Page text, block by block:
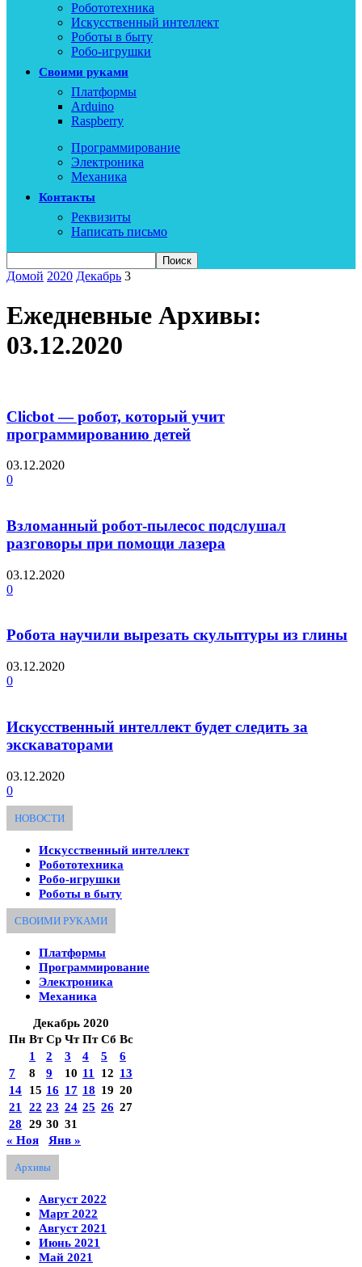
Робототехника
Искусственный интеллект
Роботы в быту
Робо-игрушки
Своими руками
Платформы
Arduino
Raspberry
Программирование
Электроника
Механика
Контакты
Реквизиты
Написать письмо
Домой 2020 Декабрь 3
Ежедневные Архивы:
03.12.2020
Clicbot — робот, который учит
программированию детей
03.12.2020
0
Взломанный робот-пылесос подслушал
разговоры при помощи лазера
03.12.2020
0
Робота научили вырезать скульптуры из глины
03.12.2020
0
Искусственный интеллект будет следить за
экскаваторами
03.12.2020
0
НОВОСТИ
Искусственный интеллект
Робототехника
Робо-игрушки
Роботы в быту
СВОИМИ РУКАМИ
Платформы
Программирование
Электроника
Механика
Декабрь 2020
Пн Вт Ср Чт Пт Сб Вс
1
2 3 4 5
6
7
8 9 10 11 12 13
14
15 16 17 18 19 20
21
22 23 24 25 26 27
28
29 30 31
« Ноя
Янв »
Архивы
Август 2022
Март 2022
Август 2021
Июнь 2021
Май 2021